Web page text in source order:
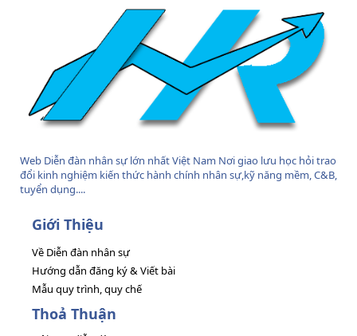
Web Diễn đàn nhân sự lớn nhất Việt Nam Nơi giao lưu học hỏi trao
đổi kinh nghiệm kiến thức hành chính nhân sự,kỹ năng mềm, C&B,
tuyển dụng....
Giới Thiệu
Về Diễn đàn nhân sự
Hướng dẫn đăng ký & Viết bài
Mẫu quy trình, quy chế
Thoả Thuận